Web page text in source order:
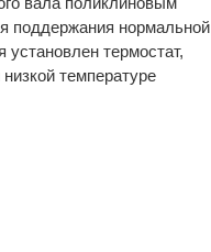
поддержания нормальной
термостат,
температуре